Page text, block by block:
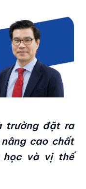
trường đặt ra
cao chất
học và vị thế